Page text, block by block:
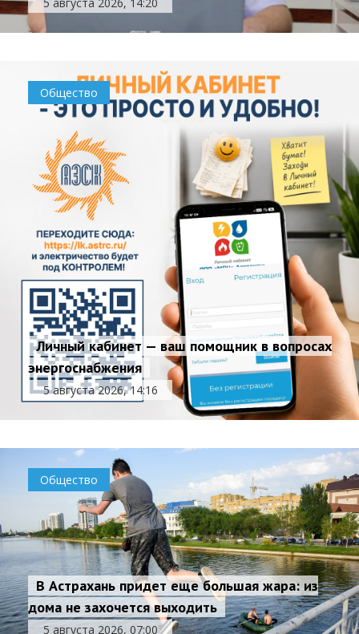
Общество
Личный кабинет — ваш помощник в вопросах
энергоснабжения
5 августа 2026, 14:16
Общество
В Астрахань придет еще большая жара: из
дома не захочется выходить
5 августа 2026, 07:00